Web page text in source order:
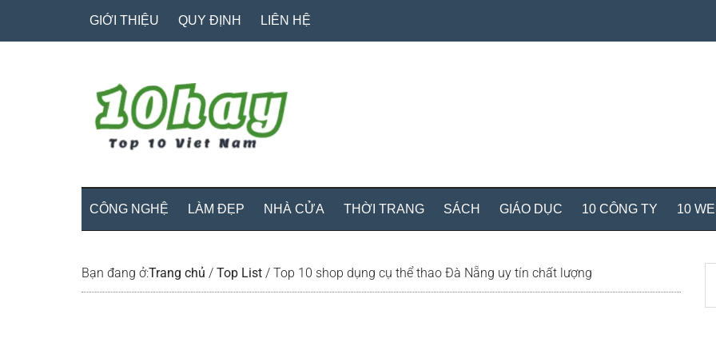
GIỚI THIỆU QUY ĐỊNH LIÊN HỆ
CÔNG NGHỆ LÀM ĐẸP NHÀ CỬA THỜI TRANG SÁCH GIÁO DỤC 10 CÔNG TY 10
Bạn đang ở:Trang chủ / Top List / Top 10 shop dụng cụ thể thao Đà Nẵng uy tín chất lượng